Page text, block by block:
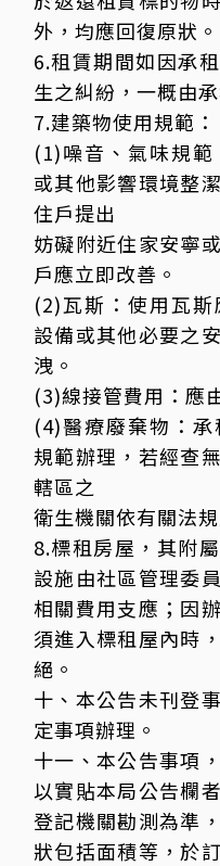
外，均應回復原狀。
6.租賃期間如因承
生之糾紛，一概由
7.建築物使用規範：
(1)噪音、氣味規
或其他影響環境整
住戶提出
妨礙附近住家安寧
戶應立即改善。
(2)瓦斯：使用瓦
設備或其他必要之
洩。
(3)線接管費用：應
(4)醫療廢棄物：
規範辦理，若經查
轄區之
衛生機關依有關法
8.標租房屋，其附
設施由社區管理委
相關費用支應；因
須進入標租屋內時
絕。
十、本公告未刊登
定事項辦理。
十一、本公告事項
以實貼本局公告欄
登記機關勘測為準
狀包括面積等，於